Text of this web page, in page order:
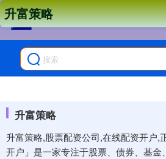
升富策略
升富策略,股票配资公司,在线配资开户,
开户」是一家专注于股票、债券、基金
升富策略